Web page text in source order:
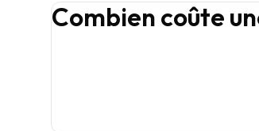
Combien coûte